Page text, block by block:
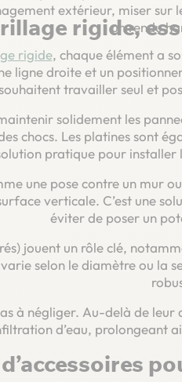
extérieur, miser
un rendu
rigide,
rigide, chaque élément a
ligne droite et un
travailler seul et
solidement les
chocs. Les platines sont
pratique pour installer
une pose contre un mur
verticale. C’est une
éviter de poser un
jouent un rôle clé,
selon le diamètre ou
à négliger. Au-delà de
d’eau, prolongeant